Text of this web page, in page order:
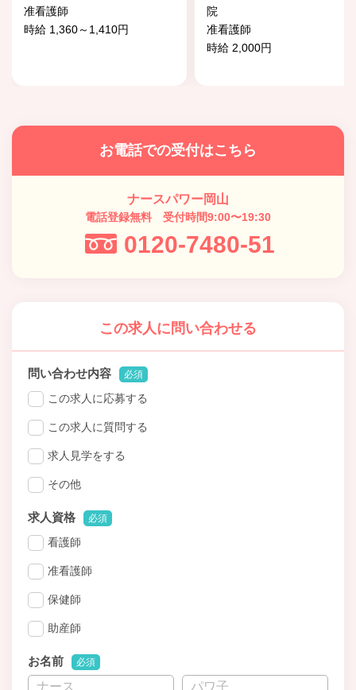
准看護師
時給 1,360～1,410円
院
准看護師
時給 2,000円
お電話での受付はこちら
ナースパワー岡山
電話登録無料 受付時間9:00〜19:30
0120-7480-51
この求人に問い合わせる
問い合わせ内容 必須
この求人に応募する
この求人に質問する
求人見学をする
その他
求人資格 必須
看護師
准看護師
保健師
助産師
お名前 必須